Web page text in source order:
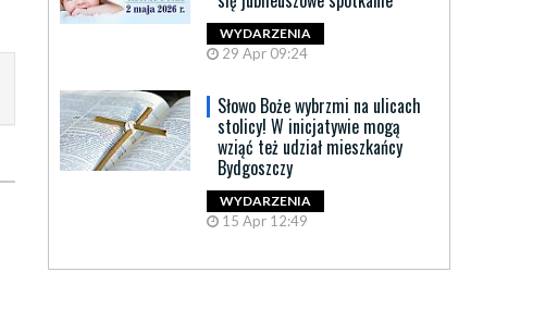
WYDARZENIA
29 Apr 09:24
Słowo Boże wybrzmi na ulicach
stolicy! W inicjatywie mogą
wziąć też udział mieszkańcy
Bydgoszczy
WYDARZENIA
15 Apr 12:49